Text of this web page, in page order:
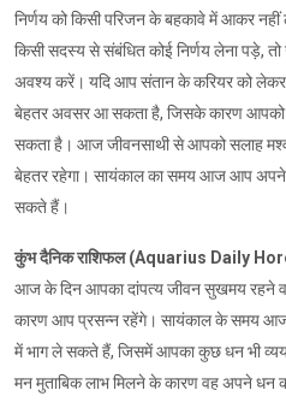
निर्णय को किसी परिजन के बहकावे में आकर
किसी सदस्य से संबंधित कोई निर्णय लेना पड़े,
अवश्य करें। यदि आप संतान के करियर को
बेहतर अवसर आ सकता है, जिसके कारण आपको
सकता है। आज जीवनसाथी से आपको सलाह
बेहतर रहेगा। सायंकाल का समय आज आप अपने
सकते हैं।
कुंभ दैनिक राशिफल (Aquarius Daily
आज के दिन आपका दांपत्य जीवन सुखमय रहने
कारण आप प्रसन्न रहेंगे। सायंकाल के समय
में भाग ले सकते हैं, जिसमें आपका कुछ धन भी व्यय
मन मुताबिक लाभ मिलने के कारण वह अपने धन